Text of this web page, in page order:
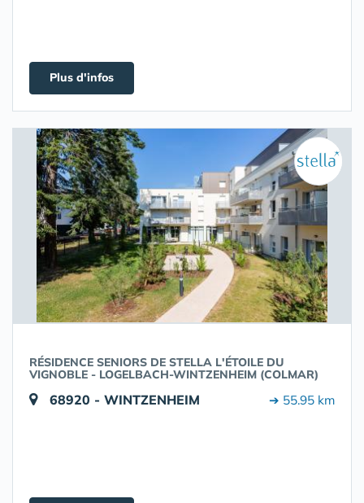
Plus d'infos
RÉSIDENCE SENIORS DE STELLA L'ÉTOILE DU
VIGNOBLE - LOGELBACH-WINTZENHEIM (COLMAR)
68920 - WINTZENHEIM ➔ 55.95 km